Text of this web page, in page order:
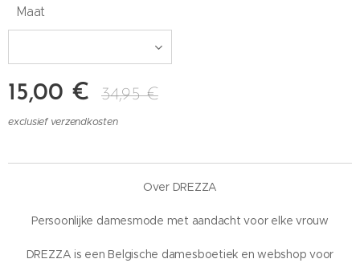
Maat
15,00 € 34,95€
exclusief verzendkosten
Over DREZZA
Persoonlijke damesmode met aandacht voor elke vrouw
DREZZA is een Belgische damesboetiek en webshop voor